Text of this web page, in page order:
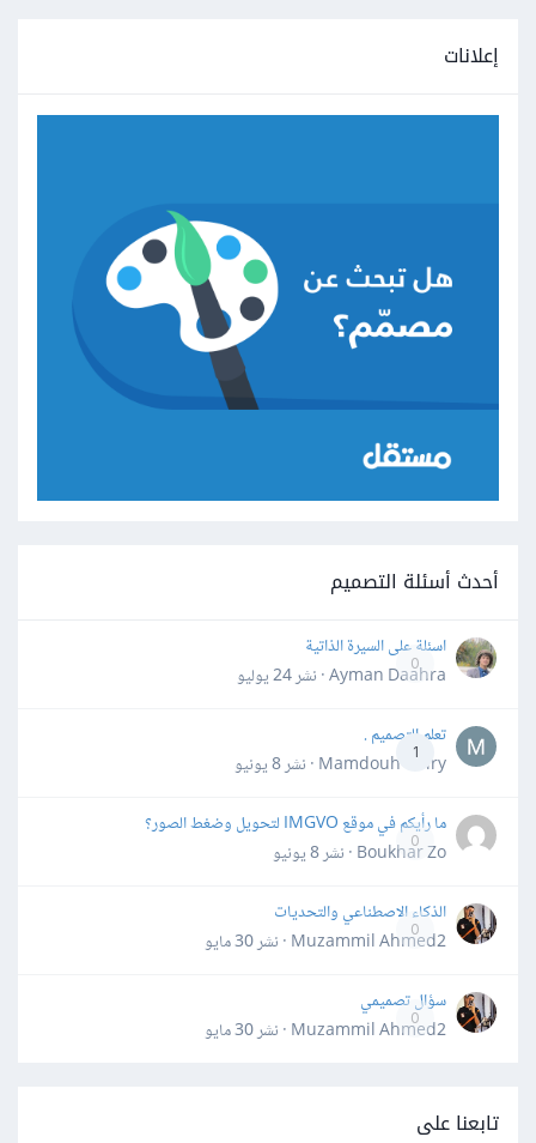
إعلانات
أحدث أسئلة التصميم
0
اسئلة على السيرة الذاتية
Ayman Daahra · نشر
24 يوليو
1
تعلم التصميم .
Mamdouh Khiry · نشر
8 يونيو
0
ما رأيكم في موقع IMGVO لتحويل وضغط الصور؟
Boukhar Zo · نشر
8 يونيو
0
الذكاء الاصطناعي والتحديات
Muzammil Ahmed2 · نشر
30 مايو
0
سؤال تصميمي
Muzammil Ahmed2 · نشر
30 مايو
تابعنا على